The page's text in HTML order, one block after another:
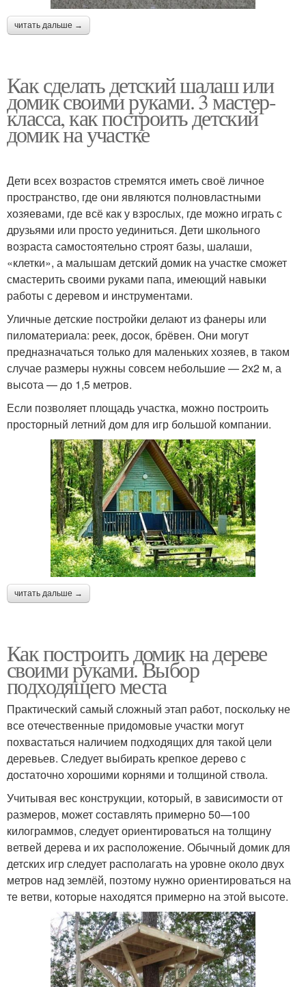
читать дальше →
Как сделать детский шалаш или
домик своими руками. 3 мастер-
класса, как построить детский
домик на участке
Дети всех возрастов стремятся иметь своё личное
пространство, где они являются полновластными
хозяевами, где всё как у взрослых, где можно играть с
друзьями или просто уединиться. Дети школьного
возраста самостоятельно строят базы, шалаши,
«клетки», а малышам детский домик на участке сможет
смастерить своими руками папа, имеющий навыки
работы с деревом и инструментами.
Уличные детские постройки делают из фанеры или
пиломатериала: реек, досок, брёвен. Они могут
предназначаться только для маленьких хозяев, в таком
случае размеры нужны совсем небольшие — 2х2 м, а
высота — до 1,5 метров.
Если позволяет площадь участка, можно построить
просторный летний дом для игр большой компании.
читать дальше →
Как построить домик на дереве
своими руками. Выбор
подходящего места
Практический самый сложный этап работ, поскольку не
все отечественные придомовые участки могут
похвастаться наличием подходящих для такой цели
деревьев. Следует выбирать крепкое дерево с
достаточно хорошими корнями и толщиной ствола.
Учитывая вес конструкции, который, в зависимости от
размеров, может составлять примерно 50—100
килограммов, следует ориентироваться на толщину
ветвей дерева и их расположение. Обычный домик для
детских игр следует располагать на уровне около двух
метров над землёй, поэтому нужно ориентироваться на
те ветви, которые находятся примерно на этой высоте.